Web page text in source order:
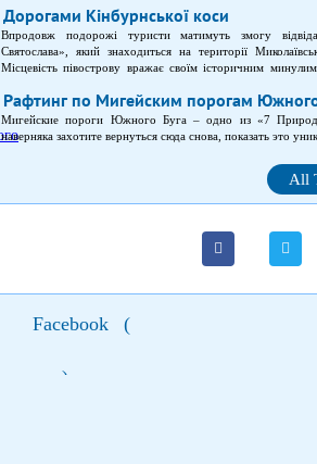
Дорогами Кінбурнської коси
Впродовж подорожі туристи матимуть змогу
Святослава», який знаходиться на території
Місцевість півострову вражає своїм історичним
Під час прогулянки можна помилуватися красою
подій, що мали місце на цій території.
Рафтинг по Мигейским порогам
Мигейские пороги Южного Буга – одно из «7
наверняка захотите вернуться сюда снова, показать это
All
Facebook (
)